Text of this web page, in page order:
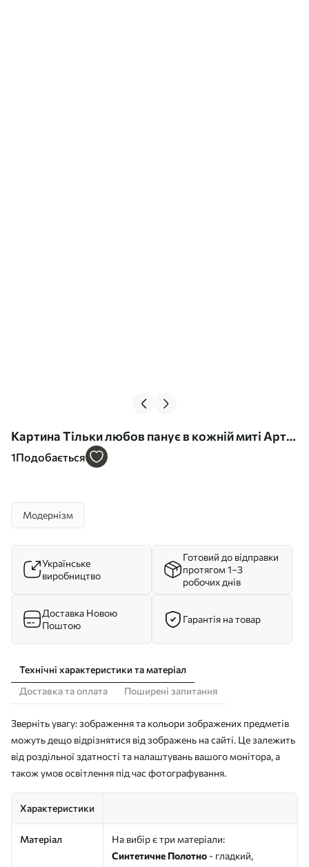
Картина Тільки любов панує в кожній миті Арт.
s37924
1Подобається
Модернізм
Українське
виробництво
Готовий до відправки
протягом 1–3
робочих днів
Доставка Новою
Поштою
Гарантія на товар
Технічні характеристики та матеріал
Доставка та оплата
Поширені запитання
Зверніть увагу: зображення та кольори зображених предметів
можуть дещо відрізнятися від зображень на сайті. Це залежить
від роздільної здатності та налаштувань вашого монітора, а
також умов освітлення під час фотографування.
Характеристики
Матеріал
На вибір є три матеріали:
Синтетичне Полотно - гладкий,